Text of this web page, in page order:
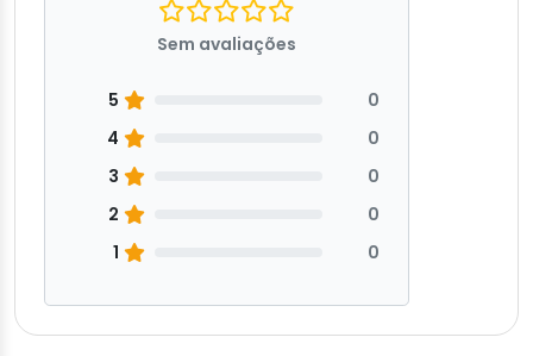
Sem avaliações
5
0
4
0
3
0
2
0
1
0